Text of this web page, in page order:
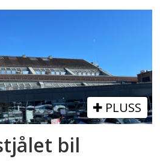
PLUSS
bil